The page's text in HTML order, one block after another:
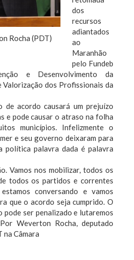
Rocha (PDT)
dos
recursos
adiantados
ao
Maranhão
pelo Fundeb
e Desenvolvimento da
Valorização dos Profissionais da
de acordo causará um prejuízo
e pode causar o atraso na folha
municípios. Infelizmente o
e seu governo deixaram para
política palavra dada é palavra
Vamos nos mobilizar, todos os
todos os partidos e correntes
conversando e vamos
que o acordo seja cumprido. O
pode ser penalizado e lutaremos
Weverton Rocha, deputado
na Câmara